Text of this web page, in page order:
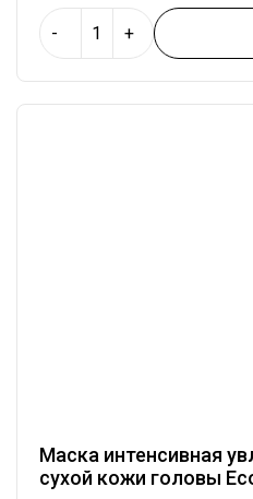
- +
Маска интенсивная
сухой кожи головы